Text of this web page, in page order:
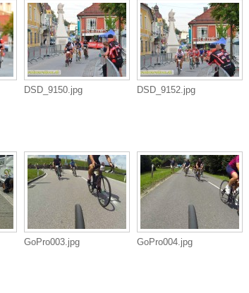
DSD_9150.jpg DSD_9152.jpg
GoPro003.jpg GoPro004.jpg